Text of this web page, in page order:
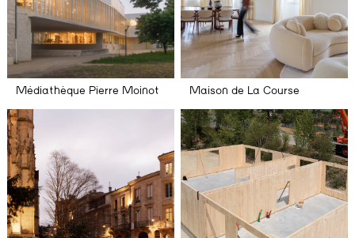
Médiathèque Pierre Moinot Maison de La Course